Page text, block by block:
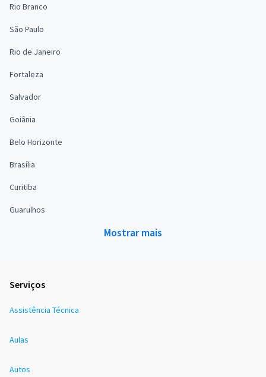
Rio Branco
São Paulo
Rio de Janeiro
Fortaleza
Salvador
Goiânia
Belo Horizonte
Brasília
Curitiba
Guarulhos
Mostrar mais
Serviços
Assistência Técnica
Aulas
Autos